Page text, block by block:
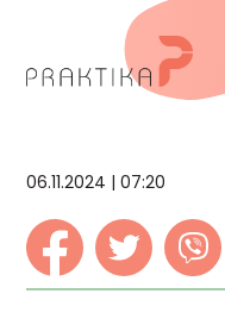
06.11.2024 | 07:20